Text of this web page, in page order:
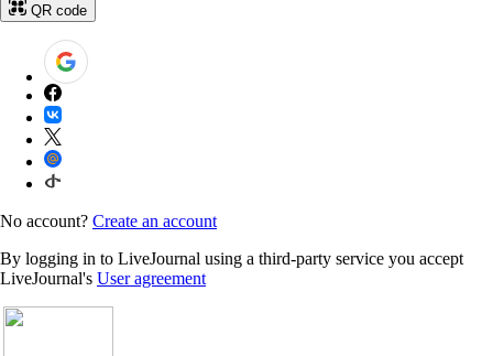
QR code
No account? Create an account
By logging in to LiveJournal using a third-party service you accept
LiveJournal's User agreement